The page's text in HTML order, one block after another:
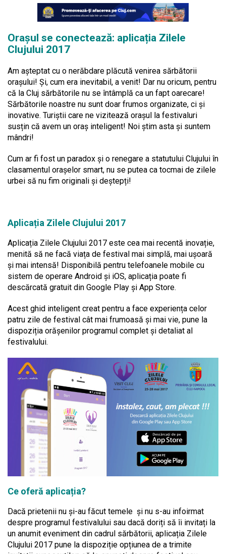
Orașul se conectează: aplicația Zilele
Clujului 2017
Am așteptat cu o nerăbdare plăcută venirea sărbătorii
orașului! Și, cum era inevitabil, a venit! Dar nu oricum, pentru
că la Cluj sărbătorile nu se întâmplă ca un fapt oarecare!
Sărbătorile noastre nu sunt doar frumos organizate, ci și
inovative. Turiștii care ne vizitează orașul la festivaluri
susțin că avem un oraș inteligent! Noi știm asta și suntem
mândri!
Cum ar fi fost un paradox și o renegare a statutului Clujului în
clasamentul orașelor smart, nu se putea ca tocmai de zilele
urbei să nu fim originali și deștepți!
Aplicația Zilele Clujului 2017
Aplicația Zilele Clujului 2017 este cea mai recentă inovație,
menită să ne facă viața de festival mai simplă, mai ușoară
și mai intensă! Disponibilă pentru telefoanele mobile cu
sistem de operare Android și iOS, aplicația poate fi
descărcată gratuit din Google Play și App Store.
Acest ghid inteligent creat pentru a face experiența celor
patru zile de festival cât mai frumoasă și mai vie, pune la
dispoziția orășenilor programul complet și detaliat al
festivalului.
Ce oferă aplicația?
Dacă prietenii nu și-au făcut temele și nu s-au infoirmat
despre programul festivalului sau dacă doriți să îi invitați la
un anumit eveniment din cadrul sărbătorii, aplicația Zilele
Clujului 2017 pune la dispoziție opțiunea de a trimite